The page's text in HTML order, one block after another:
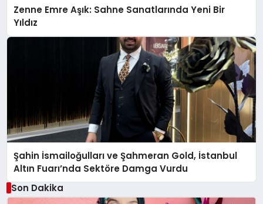
Zenne Emre Aşık: Sahne Sanatlarında Yeni Bir
Yıldız
Şahin İsmailoğulları ve Şahmeran Gold, İstanbul
Altın Fuarı’nda Sektöre Damga Vurdu
Son Dakika